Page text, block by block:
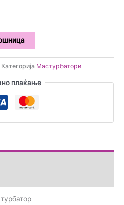
Категорија Мастурбатори
плаќање